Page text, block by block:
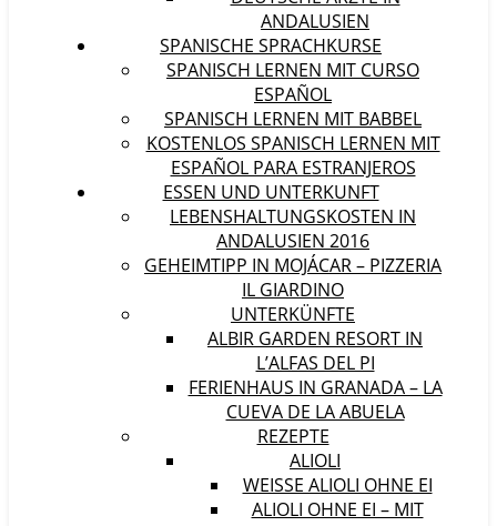
ANDALUSIEN
SPANISCHE SPRACHKURSE
SPANISCH LERNEN MIT CURSO
ESPAÑOL
SPANISCH LERNEN MIT BABBEL
KOSTENLOS SPANISCH LERNEN MIT
ESPAÑOL PARA ESTRANJEROS
ESSEN UND UNTERKUNFT
LEBENSHALTUNGSKOSTEN IN
ANDALUSIEN 2016
GEHEIMTIPP IN MOJÁCAR – PIZZERIA
IL GIARDINO
UNTERKÜNFTE
ALBIR GARDEN RESORT IN
L’ALFAS DEL PI
FERIENHAUS IN GRANADA – LA
CUEVA DE LA ABUELA
REZEPTE
ALIOLI
WEISSE ALIOLI OHNE EI
ALIOLI OHNE EI – MIT